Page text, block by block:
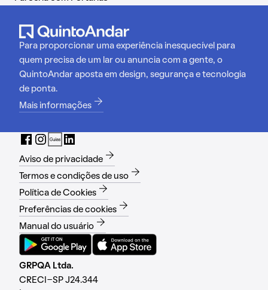
Para proporcionar uma experiência inesquecível para
quem precisa de um lar ou anuncia com a gente, o
QuintoAndar aposta em design, segurança e tecnologia
de ponta.
Mais informações
Aviso de privacidade
Termos e condições de uso
Política de Cookies
Preferências de cookies
Manual do usuário
GRPQA Ltda.
CRECI-SP J24.344